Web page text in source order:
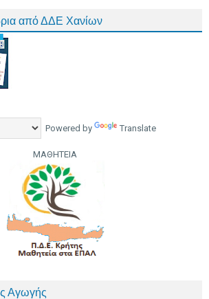
από ΔΔΕ Χανίων
Powered by Translate
ΜΑΘΗΤΕΙΑ
Αγωγής